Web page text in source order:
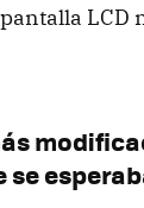
LCD
se